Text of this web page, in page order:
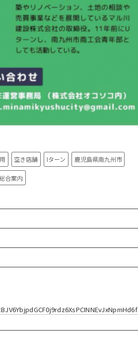
空き店舗 Iターン 鹿児島県南九州市
合案内